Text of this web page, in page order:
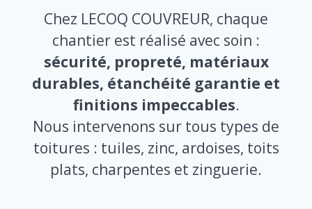
Chez LECOQ COUVREUR, chaque
chantier est réalisé avec soin :
sécurité, propreté, matériaux
durables, étanchéité garantie et
finitions impeccables.
Nous intervenons sur tous types de
toitures : tuiles, zinc, ardoises, toits
plats, charpentes et zinguerie.